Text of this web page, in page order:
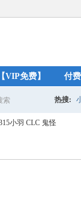
VIP免费】 付
索
搜
热搜:
小羽 CLC 鬼怪